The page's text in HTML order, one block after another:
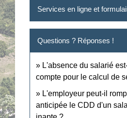
Services en ligne et
Questions ? Réponses !
L'absence du salarié
compte pour le calcul de
L'employeur peut-il
anticipée le CDD d'un